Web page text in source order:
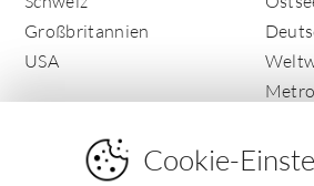
Großbritannien
USA
Cookie-